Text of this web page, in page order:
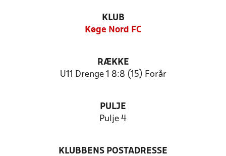
KLUB
Køge Nord FC
RÆKKE
U11 Drenge 1 8:8 (15) Forår
PULJE
Pulje 4
KLUBBENS POSTADRESSE